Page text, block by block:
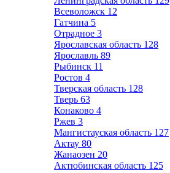
Всеволожск 12
Гатчина 5
Отрадное 3
Ярославская область 128
Ярославль 89
Рыбинск 11
Ростов 4
Тверская область 128
Тверь 63
Конаково 4
Ржев 3
Мангистауская область 127
Актау 80
Жанаозен 20
Актюбинская область 125